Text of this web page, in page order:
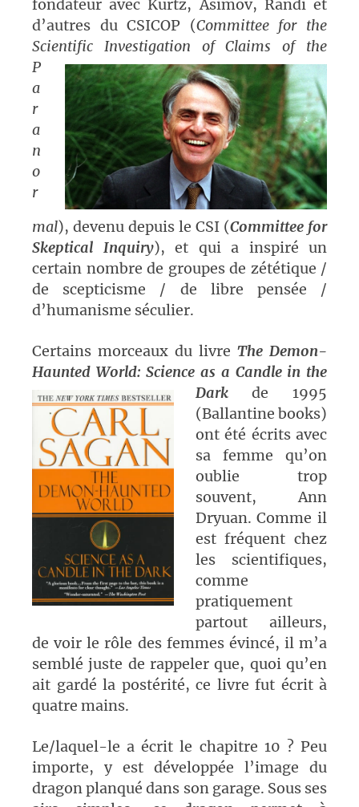
fondateur avec Kurtz, Asimov, Randi et
d’autres du CSICOP (Committee for the
Scientific Investigation of Claims of the
P
a
r
a
n
o
r
mal), devenu depuis le CSI (Committee for
Skeptical Inquiry), et qui a inspiré un
certain nombre de groupes de zététique /
de scepticisme / de libre pensée /
d’humanisme séculier.
Certains morceaux du livre The Demon-
Haunted World: Science as a Candle in the
Darkde 1995
(Ballantine books)
ont été écrits avec
sa femme qu’on
oublie trop
souvent, Ann
Dryuan. Comme il
est fréquent chez
les scientifiques,
comme
pratiquement
partout ailleurs,
de voir le rôle des femmes évincé, il m’a
semblé juste de rappeler que, quoi qu’en
ait gardé la postérité, ce livre fut écrit à
quatre mains.
Le/laquel-le a écrit le chapitre 10 ? Peu
importe, y est développée l’image du
dragon planqué dans son garage. Sous ses